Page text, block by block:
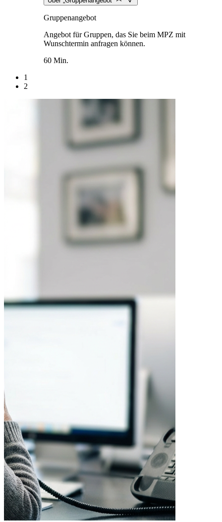
Gruppenangebot
Angebot für Gruppen, das Sie beim MPZ mit
Wunschtermin anfragen können.
60 Min.
1
2